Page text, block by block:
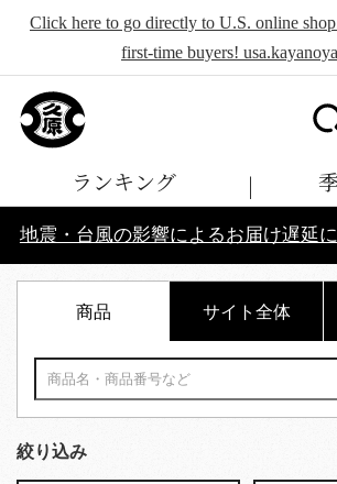
Click here to go directly to U.S. online
first-time buyers!
ランキング
地震・台風の影響によるお届け遅延
商品 サイト全体
絞り込み